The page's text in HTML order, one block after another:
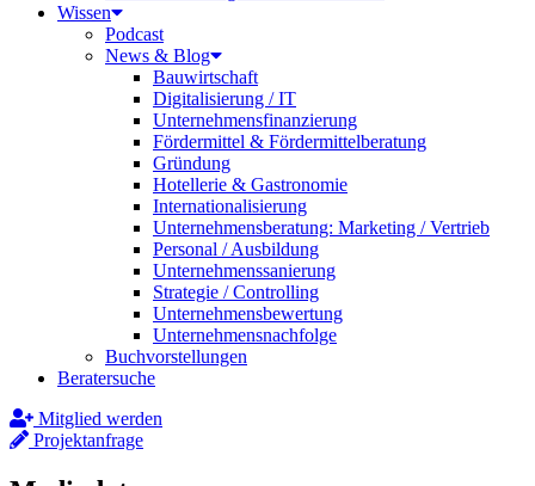
Wissen
Podcast
News & Blog
Bauwirtschaft
Digitalisierung / IT
Unternehmensfinanzierung
Fördermittel & Fördermittelberatung
Gründung
Hotellerie & Gastronomie
Internationalisierung
Unternehmensberatung: Marketing / Vertrieb
Personal / Ausbildung
Unternehmenssanierung
Strategie / Controlling
Unternehmensbewertung
Unternehmensnachfolge
Buchvorstellungen
Beratersuche
Mitglied werden
Projektanfrage